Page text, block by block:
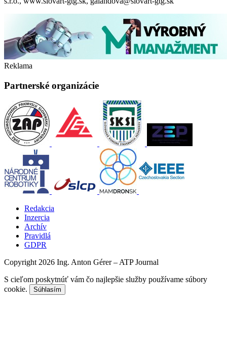
Reklama
Partnerské organizácie
Redakcia
Inzercia
Archív
Pravidlá
GDPR
Copyright 2026 Ing. Anton Gérer – ATP Journal
S cieľom poskytnúť vám čo najlepšie služby používame súbory
cookie.
Súhlasím